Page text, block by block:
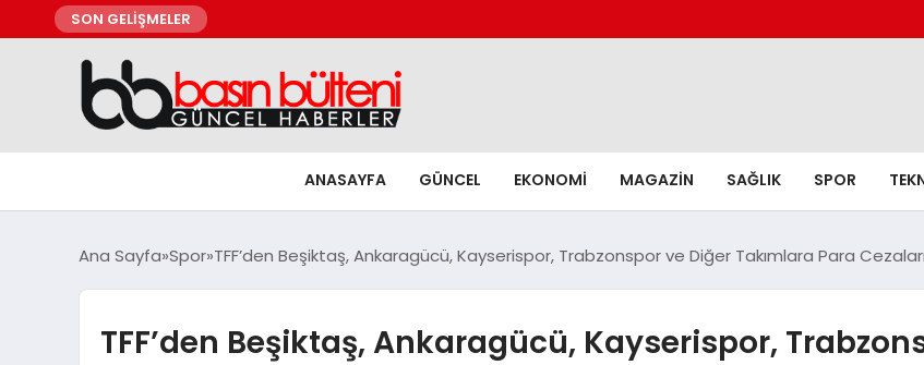
SON GELİŞMELER
ANASAYFA GÜNCEL EKONOMI MAGAZIN SAĞLIK SPOR
Ana Sayfa Spor TFF’den Beşiktaş, Ankaragücü, Kayserispor, Trabzonspor ve Diğer Takımlara Para Cezaları
TFF’den Beşiktaş, Ankaragücü, Kayserispor,